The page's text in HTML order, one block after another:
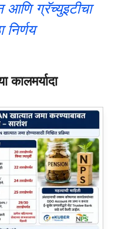
आणि ग्रॅच्युइटीचा
निर्णय
कालमर्यादा